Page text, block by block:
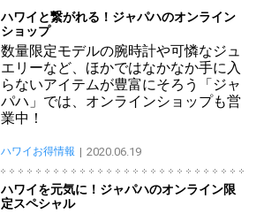
ハワイと繋がれる！ジャパハのオンライン
ショップ
数量限定モデルの腕時計や可憐なジュ
エリーなど、ほかではなかなか手に入
らないアイテムが豊富にそろう「ジャ
パハ」では、オンラインショップも営
業中！
ハワイお得情報 2020.06.19
ハワイを元気に！ジャパハのオンライン限
定スペシャル